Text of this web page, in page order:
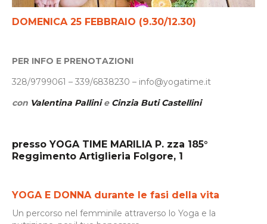
DOMENICA 25 FEBBRAIO (9.30/12.30)
PER INFO E PRENOTAZIONI
328/9799061 – 339/6838230 – info@yogatime.it
con Valentina Pallinie Cinzia Buti Castellini
presso YOGA TIME MARILIA P. zza 185°
Reggimento Artiglieria Folgore, 1
YOGA E DONNA durante le fasi della vita
Un percorso nel femminile attraverso lo Yoga e la